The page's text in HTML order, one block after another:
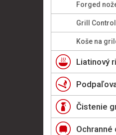
Forged
Grill Control
Koše na
Liatinový
Čistenie
Ochranné